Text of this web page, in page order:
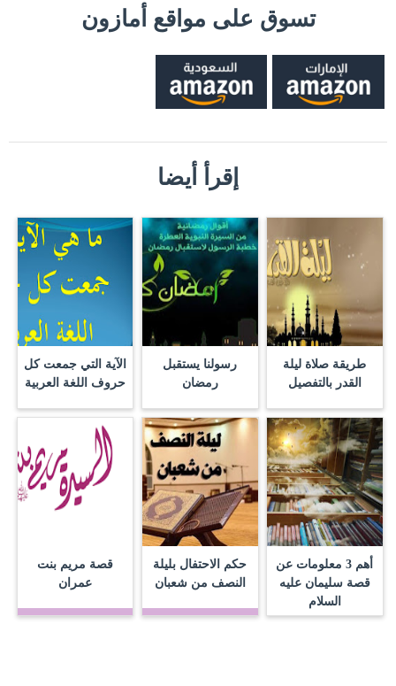
تسوق على مواقع أمازون
إقرأ أيضا
طريقة صلاة ليلة
القدر بالتفصيل
رسولنا يستقبل
رمضان
الآية التي جمعت كل
حروف اللغة العربية
أهم 3 معلومات عن
قصة سليمان عليه
السلام
حكم الاحتفال بليلة
النصف من شعبان
قصة مريم بنت
عمران